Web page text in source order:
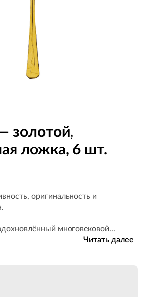
золотой,
ложка, 6 шт.
оригинальность и
многовековой...
Читать далее